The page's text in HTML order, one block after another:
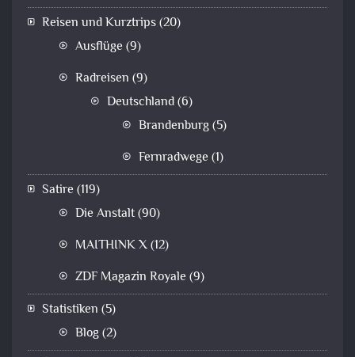
Reisen und Kurztrips(20)
Ausflüge (9)
Radreisen (9)
Deutschland(6)
Brandenburg(5)
Fernradwege (1)
Satire (119)
Die Anstalt(90)
MAITHINK X(12)
ZDF Magazin Royale (9)
Statistiken (5)
Blog(2)